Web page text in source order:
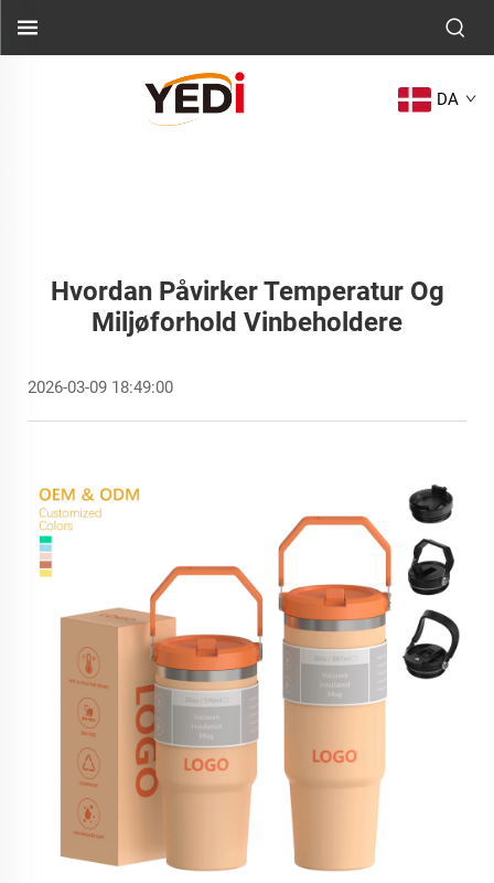
DA
Hvordan Påvirker Temperatur Og
Miljøforhold Vinbeholdere
2026-03-09 18:49:00